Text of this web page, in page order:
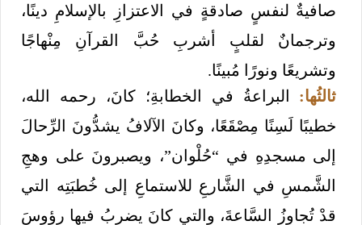
صافيةٌ لنفسٍ صادقةٍ في الاعتزازِ بالإسلامِ دينًا،
وترجمانٌ لقلبٍ أشربِ حُبَّ القرآنِ مِنْهاجًا
وتشريعًا ونورًا مُبينًا.
ثالثُها: البراعةُ في الخطابةِ؛ كانَ، رحمه الله،
خطيبًا لَسِنًا مِصْقَعًا، وكانَ الآلافُ يشدُّونَ الرِّحالَ
إلى مسجدِهِ في “حُلْوان”، ويصبرونَ على وهجِ
الشَّمسِ في الشَّارعِ للاستماعِ إلى خُطبَتِه التي
قدْ تُجاوِزُ السَّاعةَ، والتي كانَ يضربُ فيها رؤوسَ